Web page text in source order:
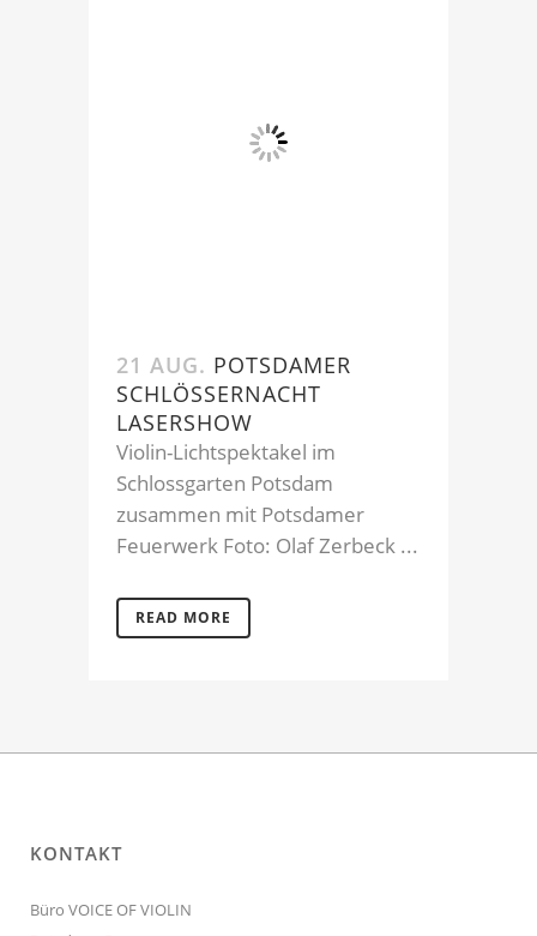
21 AUG. POTSDAMER
SCHLÖSSERNACHT
LASERSHOW
Violin-Lichtspektakel im
Schlossgarten Potsdam
zusammen mit Potsdamer
Feuerwerk Foto: Olaf Zerbeck ...
READ MORE
KONTAKT
Büro VOICE OF VIOLIN